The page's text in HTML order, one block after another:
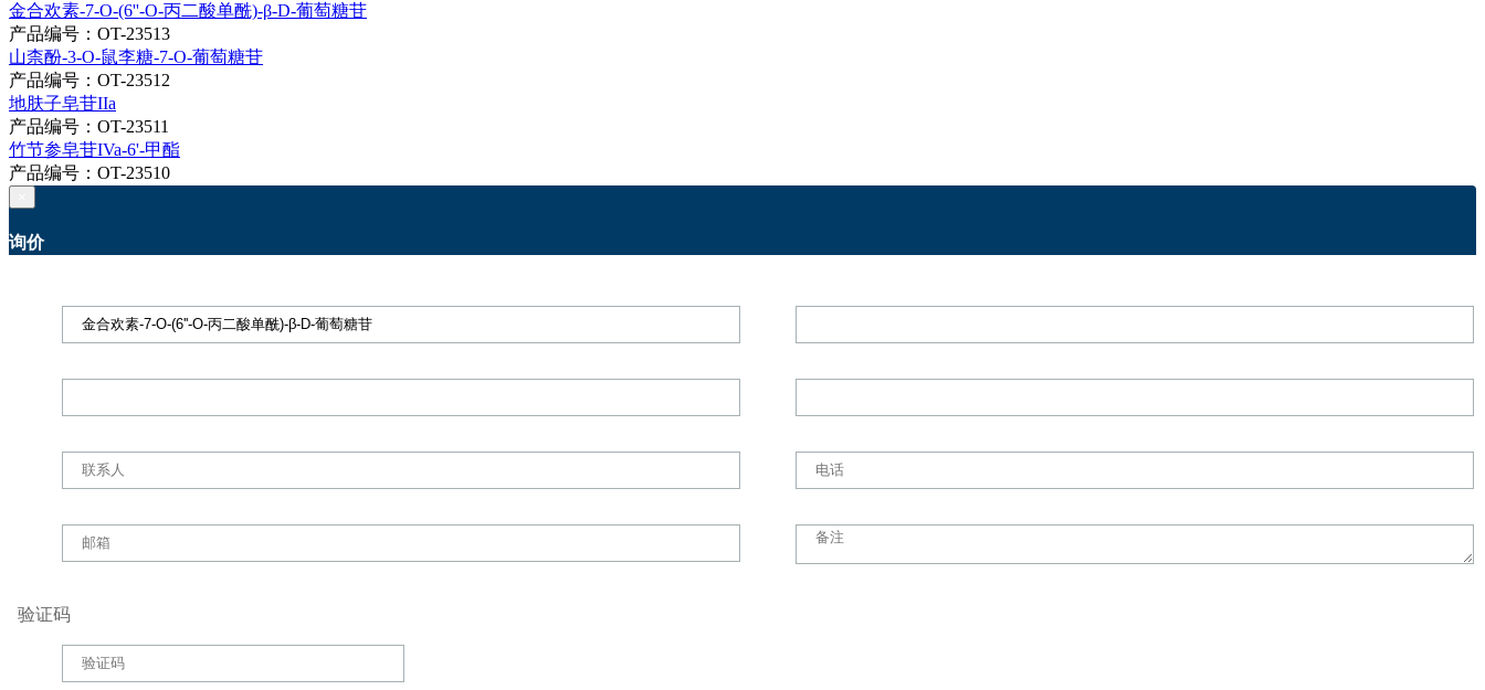
金合欢素-7-O-(6''-O-丙二酸单酰)-β-D-葡萄糖苷
产品编号：OT-23513
山柰酚-3-O-鼠李糖-7-O-葡萄糖苷
产品编号：OT-23512
地肤子皂苷IIa
产品编号：OT-23511
竹节参皂苷IVa-6'-甲酯
产品编号：OT-23510
询价
验证码